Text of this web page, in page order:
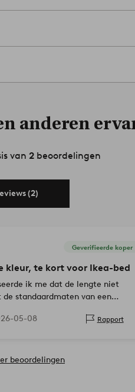
anderen
van 2 beoordelingen
(2)
Geverifieerde koper
kleur, te kort voor Ikea-bed
ik me dat de lengte niet
standaardmaten van een
05-08 Rapport
beoordelingen